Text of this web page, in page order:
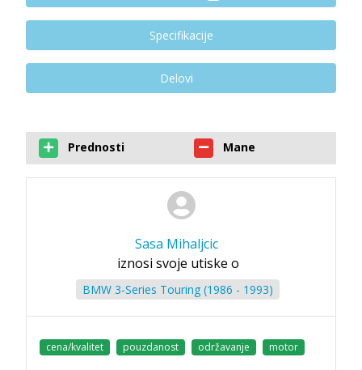
Specifikacije
Delovi
Prednosti Mane
Sasa Mihaljcic
iznosi svoje utiske o
BMW 3-Series Touring (1986 - 1993)
cena/kvalitet pouzdanost održavanje motor